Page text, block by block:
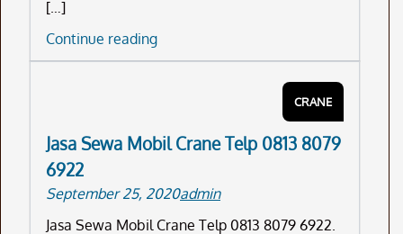
[…]
Continue readingRental
Crane
0813
6922
CRANE
Jasa Sewa Mobil Crane Telp 0813 8079
6922
September 25, 2020admin
Jasa Sewa Mobil Crane Telp 0813 8079 6922.